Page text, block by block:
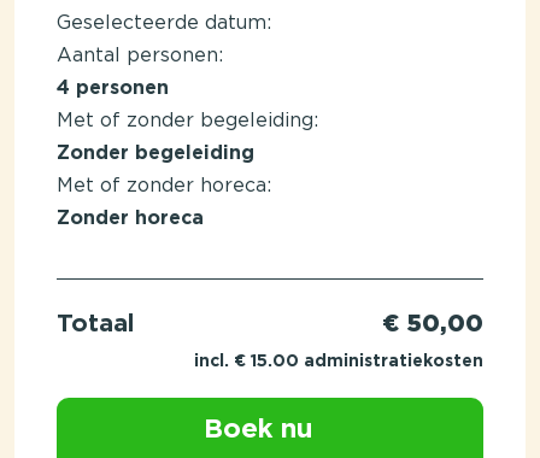
Geselecteerde datum:
Aantal personen:
4 personen
Met of zonder begeleiding:
Zonder begeleiding
Met of zonder horeca:
Zonder horeca
Totaal € 50,00
incl. € 15.00 administratiekosten
Boek nu